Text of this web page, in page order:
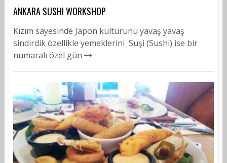
ANKARA SUSHI WORKSHOP
Kızım sayesinde Japon kültürünü yavaş yavaş
sindirdik özellikle yemeklerini Suşi (Sushi) ise bir
numaralı özel gün